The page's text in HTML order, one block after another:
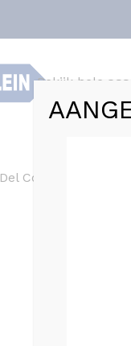
Bekijk hele
Del Conca